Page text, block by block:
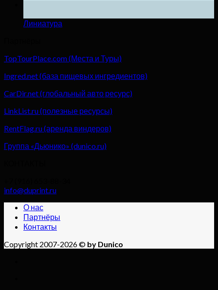
Линиатура
TopTourPlace.com (Места и Туры)
Ingred.net (база пищевых ингредиентов)
CarDir.net (глобальный авто ресурс)
LinkList.ru (полезные ресурсы)
RentFlag.ru (аренда виндеров)
Группа «Дьюнико» (dunico.ru)
info@duprint.ru
О нас
Партнёры
Контакты
Copyright 2007-2026 © by Dunico